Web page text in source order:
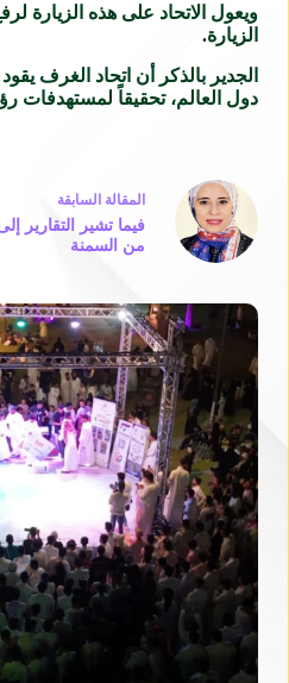
ويعول الاتحاد على هذه الزيارة
الزيارة.
الجدير بالذكر أن اتحاد الغرف
دول العالم، تحقيقاً لمستهدفات
المقالة السابقة
من السمنة